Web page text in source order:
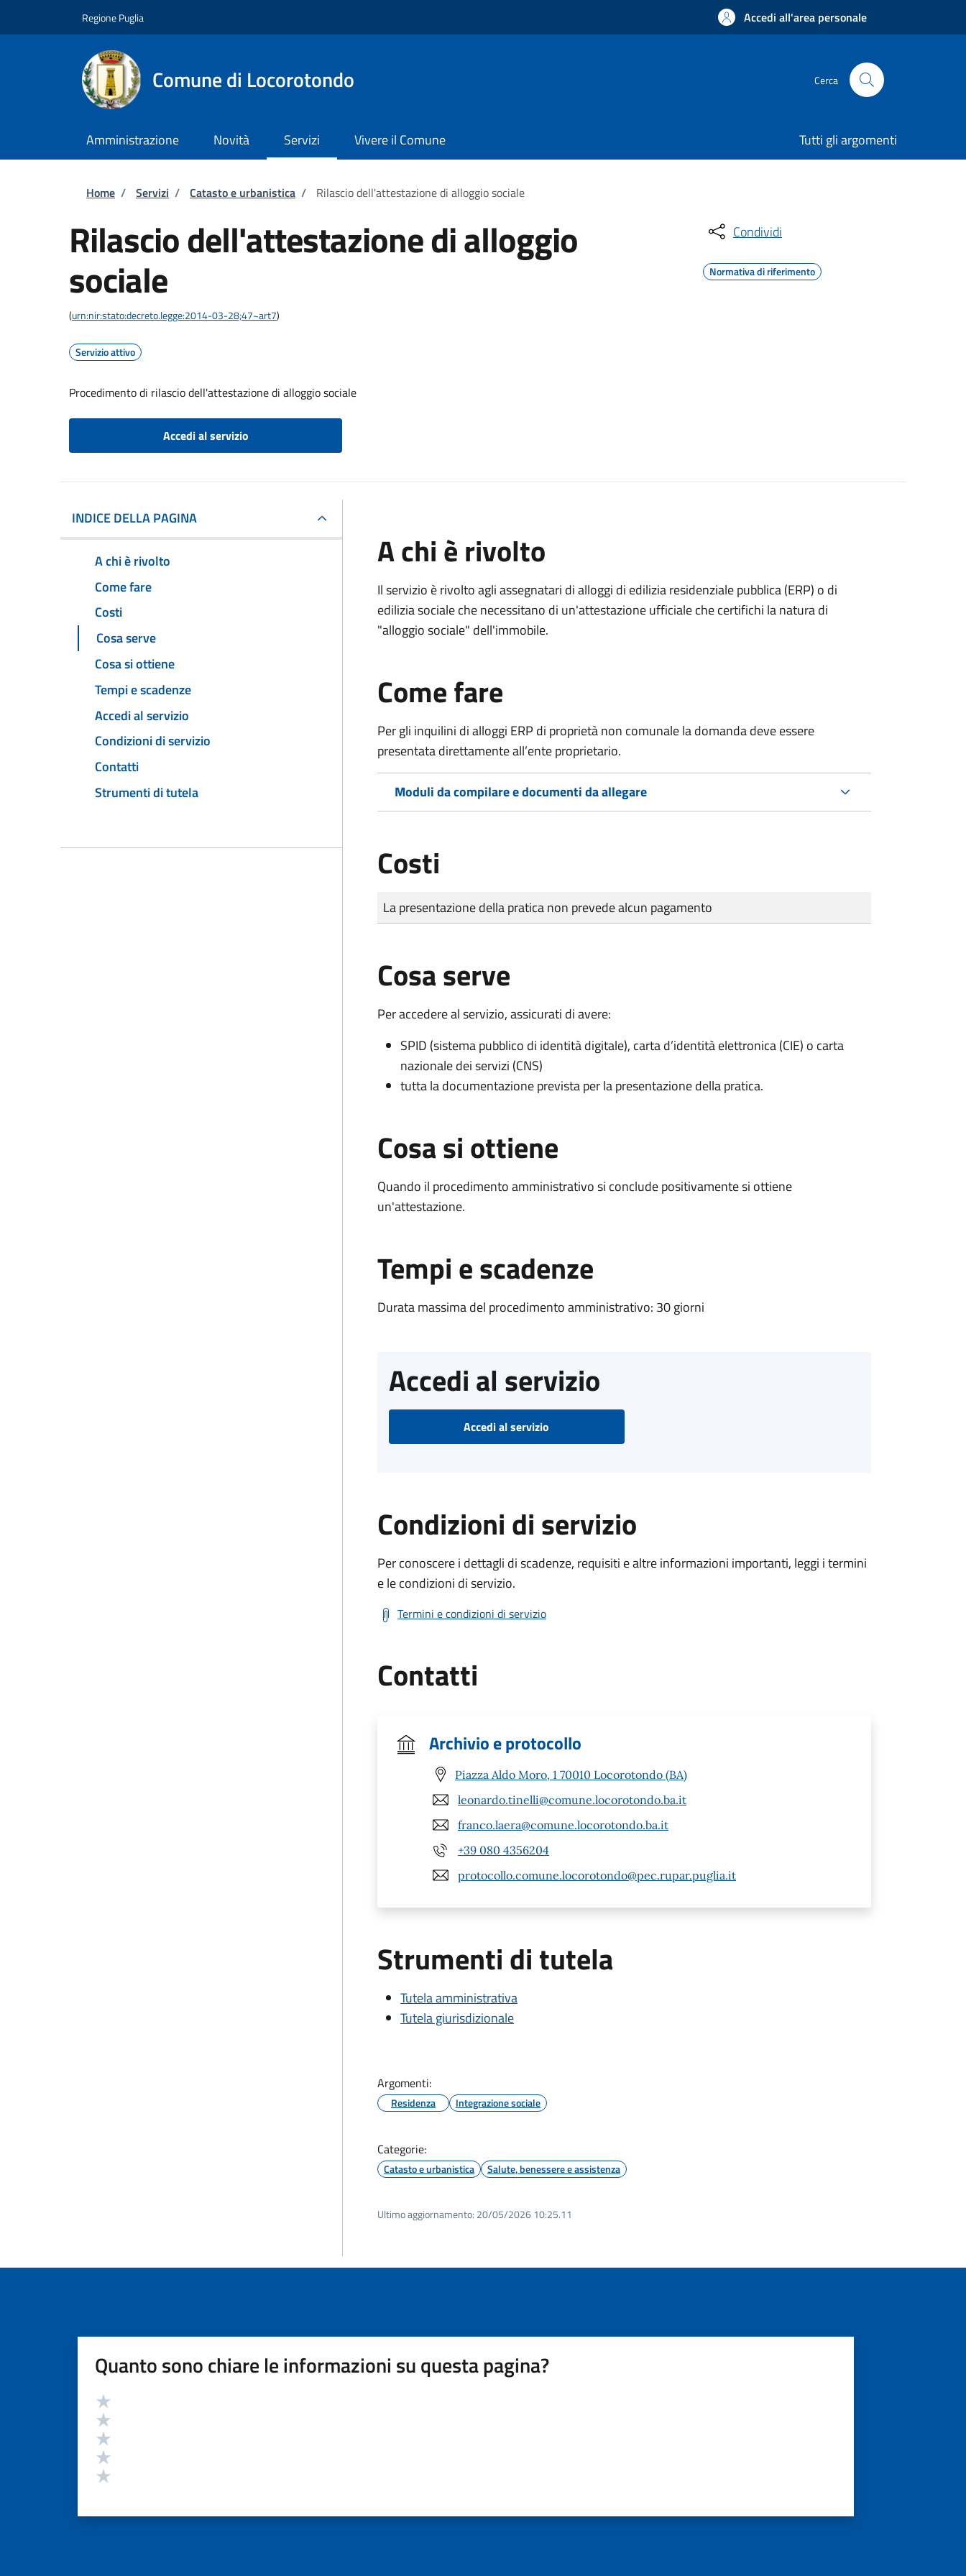
Regione Puglia Accedi all'area personale
Comune di Locorotondo Cerca
Amministrazione Novità Servizi Vivere il Comune Tutti gli argomenti
Briciole di pane
Home / Servizi / Catasto e urbanistica / Rilascio dell'attestazione di alloggio sociale
Rilascio dell'attestazione di alloggio
sociale
(urn:nir:stato:decreto.legge:2014-03-28;47~art7)
Servizio attivo
Procedimento di rilascio dell'attestazione di alloggio sociale
Accedi al servizio
Condividi
Normativa di riferimento
INDICE DELLA PAGINA
A chi è rivolto
Come fare
Costi
Cosa serve
Cosa si ottiene
Tempi e scadenze
Accedi al servizio
Condizioni di servizio
Contatti
Strumenti di tutela
A chi è rivolto
Il servizio è rivolto agli assegnatari di alloggi di edilizia residenziale pubblica (ERP) o di
edilizia sociale che necessitano di un'attestazione ufficiale che certifichi la natura di
"alloggio sociale" dell'immobile.
Come fare
Per gli inquilini di alloggi ERP di proprietà non comunale la domanda deve essere
presentata direttamente all’ente proprietario.
Moduli da compilare e documenti da allegare
Costi
Tipo di pagamento
Importo
La presentazione della pratica non prevede alcun pagamento
Cosa serve
Per accedere al servizio, assicurati di avere:
SPID (sistema pubblico di identità digitale), carta d’identità elettronica (CIE) o carta
nazionale dei servizi (CNS)
tutta la documentazione prevista per la presentazione della pratica.
Cosa si ottiene
Quando il procedimento amministrativo si conclude positivamente si ottiene
un'attestazione.
Tempi e scadenze
Durata massima del procedimento amministrativo: 30 giorni
Accedi al servizio
Accedi al servizio
Condizioni di servizio
Per conoscere i dettagli di scadenze, requisiti e altre informazioni importanti, leggi i termini
e le condizioni di servizio.
Termini e condizioni di servizio
Contatti
Archivio e protocollo
Piazza Aldo Moro, 1 70010 Locorotondo (BA)
leonardo.tinelli@comune.locorotondo.ba.it
franco.laera@comune.locorotondo.ba.it
+39 080 4356204
protocollo.comune.locorotondo@pec.rupar.puglia.it
Strumenti di tutela
Tutela amministrativa
Tutela giurisdizionale
Argomenti:
Residenza Integrazione sociale
Categorie:
Catasto e urbanistica Salute, benessere e assistenza
Ultimo aggiornamento: 20/05/2026 10:25.11
Quanto sono chiare le informazioni su questa pagina?
Valutazione